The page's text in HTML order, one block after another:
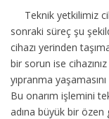
Teknik yetkilimiz
sonraki süreç şu
cihazı yerinden
bir sorun ise
yıpranma
Bu onarım işlemini
adına büyük bir özen